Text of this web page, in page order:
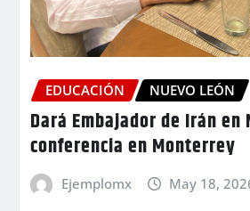
EDUCACIÓN NUEVO LEÓN
Dará Embajador de Irán en
conferencia en Monterrey
Ejemplomx May 18,